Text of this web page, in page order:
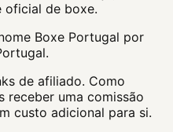
oficial de boxe.
Boxe Portugal por
de afiliado. Como
receber uma comissão
custo adicional para si.